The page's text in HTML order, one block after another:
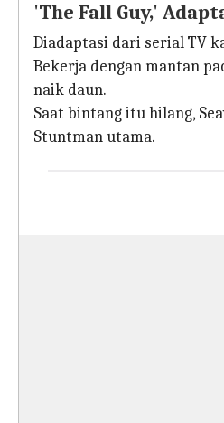
'The Fall Guy,'
Diadaptasi dari serial TV
Bekerja dengan mantan
naik daun.
Saat bintang itu hilang,
Stuntman utama.